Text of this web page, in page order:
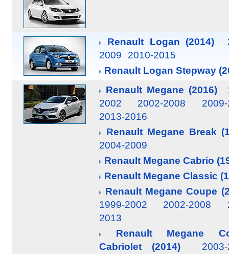
Renault Logan (2014)
2009
2010-2015
Renault Logan Stepway
Renault Megane (2016)
2002
2002-2008
2013-2016
Renault Megane Break
2004-2009
Renault Megane Cabrio
Renault Megane Classic
Renault Megane Coupe
1999-2002
2002-2008
2013
Renault Megane
Cabriolet (2014)